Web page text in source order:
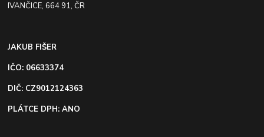
IVANČICE, 664 91, ČR
JAKUB FIŠER
IČO: 06633374
DIČ: CZ9012124363
PLÁTCE DPH: ANO